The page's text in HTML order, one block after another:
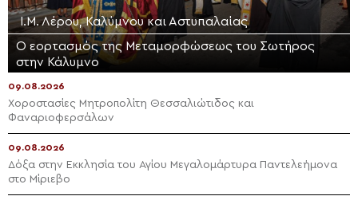
Ι.Μ. Λέρου, Καλύμνου και Αστυπαλαίας
Ο εορτασμός της Μεταμορφώσεως του Σωτήρος
στην Κάλυμνο
09.08.2026
Χοροστασίες Μητροπολίτη Θεσσαλιώτιδος και
Φαναριοφερσάλων
09.08.2026
Δόξα στην Εκκλησία του Αγίου Μεγαλομάρτυρα Παντελεήμονα
στο Μίριεβο